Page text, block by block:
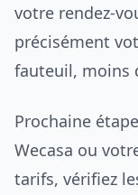
votre rendez-
précisément
fauteuil, moins
Prochaine
Wecasa ou
tarifs, vérifiez